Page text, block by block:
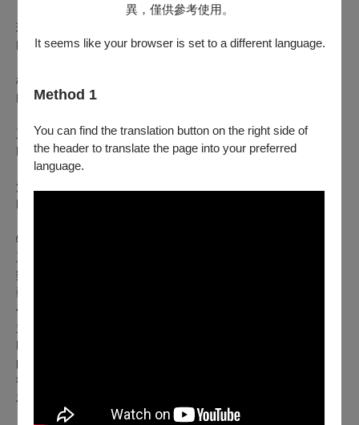
異，僅供參考使用。
It seems like your browser is set to a different language.
Method 1
You can find the translation button on the right side of
the header to translate the page into your preferred
language.
班傑明·尤：《飛吧，遨遊天際》
Benjamin Yeo: Flight, adventure in the sky
樽屋雅德：《光的縫隙》
Masanori Taruya: A Gap of Light
王浩宇：《生命的漣漪》（臺灣首演）
Bob Haoyu Wang: Ripples of Life (Taiwan Premiere)
清水大輔：《削天之物》
Daisuke Shimizu: The Skyscrapers
特邀委託作曲家----王浩宇
王浩宇為全方面音樂藝術工作者，同時於單簧管、作曲、配
樂、音樂會製作與指揮展現多樣的天份。2025 年畢業於加州
藝術學院（CalArts），Performer-Composer 碩士，同時學習
作曲、單簧管與指揮。在校創立 CalArts Chamber Orchestra
並擔任指揮，首演自己的作品，同時擔任 CalArts The
Ensemble 助理指揮，校外曾任洛杉磯 Mission Opera 委任編
曲暨代理單簧管首席。現為故事痕跡音樂藝術有限公司合作藝
術家、 The 8rass 銅管重奏團駐團作曲家。曾擔任臺南一中校
友管樂團團長。